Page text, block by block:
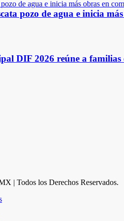
pozo de agua e inicia
DIF 2026 reúne a familias
| Todos los Derechos Reservados.